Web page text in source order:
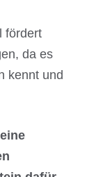
fördert
da es
kennt und